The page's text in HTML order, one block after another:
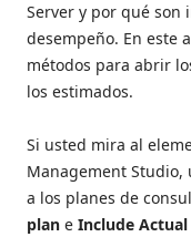
Server y por qué son
desempeño. En este
métodos para abrir
los estimados.
Si usted mira al
Management Studio,
a los planes de
plan e Include